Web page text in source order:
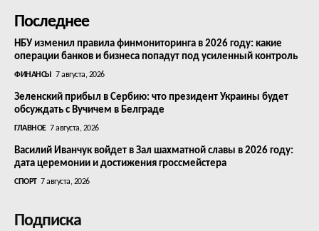
Последнее
НБУ изменил правила финмониторинга в 2026 году: какие
операции банков и бизнеса попадут под усиленный контроль
ФИНАНСЫ 7 августа, 2026
Зеленский прибыл в Сербию: что президент Украины будет
обсуждать с Вучичем в Белграде
ГЛАВНОЕ 7 августа, 2026
Василий Иванчук войдет в Зал шахматной славы в 2026 году:
дата церемонии и достижения гроссмейстера
СПОРТ 7 августа, 2026
Подписка